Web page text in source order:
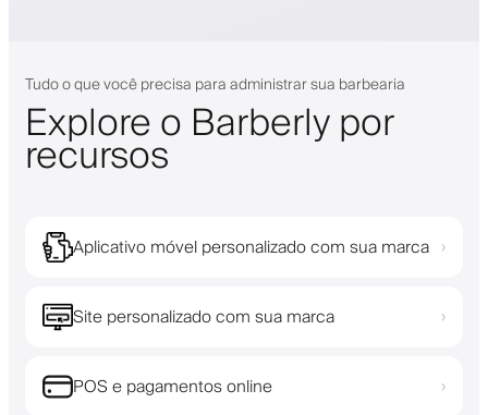
Tudo o que você precisa para administrar sua barbearia
Explore o Barberly por
recursos
Aplicativo móvel personalizado com sua marca ›
Site personalizado com sua marca ›
POS e pagamentos online ›